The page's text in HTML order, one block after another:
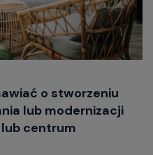
o stworzeniu
lub modernizacji
centrum